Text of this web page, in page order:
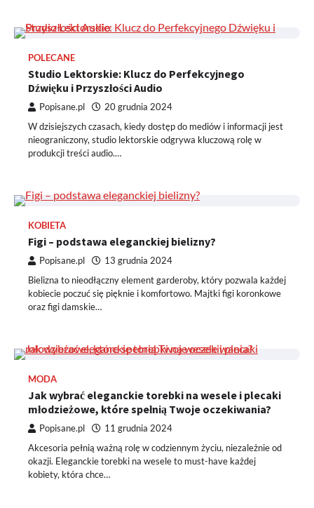
POLECANE
Studio Lektorskie: Klucz do Perfekcyjnego
Dźwięku i Przyszłości Audio
Popisane.pl 20 grudnia 2024
W dzisiejszych czasach, kiedy dostęp do mediów i informacji jest
nieograniczony, studio lektorskie odgrywa kluczową rolę w
produkcji treści audio.…
KOBIETA
Figi – podstawa eleganckiej bielizny?
Popisane.pl 13 grudnia 2024
Bielizna to nieodłączny element garderoby, który pozwala każdej
kobiecie poczuć się pięknie i komfortowo. Majtki figi koronkowe
oraz figi damskie…
MODA
Jak wybrać eleganckie torebki na wesele i plecaki
młodzieżowe, które spełnią Twoje oczekiwania?
Popisane.pl 11 grudnia 2024
Akcesoria pełnią ważną rolę w codziennym życiu, niezależnie od
okazji. Eleganckie torebki na wesele to must-have każdej
kobiety, która chce…